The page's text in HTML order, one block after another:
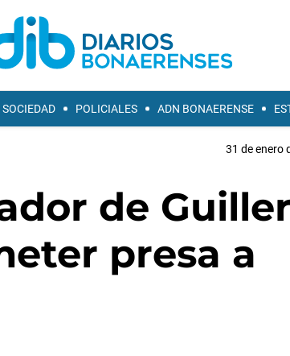
SOCIEDAD POLICIALES ADN BONAERENSE
31 de enero
de
presa a